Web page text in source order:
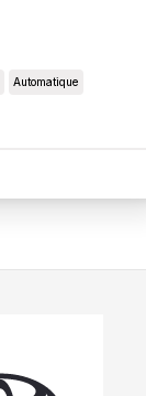
Automatique